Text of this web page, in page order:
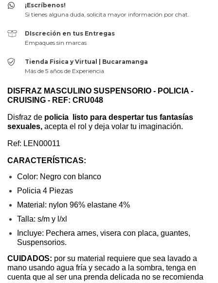
¡Escríbenos!
Si tienes alguna duda, solicita mayor información por chat.
DIscreción en tus Entregas
Empaques sin marcas
Tienda Fisica y Virtual | Bucaramanga
Más de 5 años de Experiencia
DISFRAZ MASCULINO SUSPENSORIO - POLICIA -
CRUISING - REF: CRU048
Disfraz de policia  listo para despertar tus fantasías
sexuales, acepta el rol y deja volar tu imaginación.
Ref: LEN00011
CARACTERÍSTICAS:
Color: Negro con blanco
Policia 4 Piezas
Material: nylon 96% elastane 4%
Talla: s/m y l/xl
Incluye: Pechera arnes, visera con placa, guantes,
Suspensorios.
CUIDADOS: por su material requiere que sea lavado a
mano usando agua fría y secado a la sombra, tenga en
cuenta que al ser una prenda delicada no se recomienda